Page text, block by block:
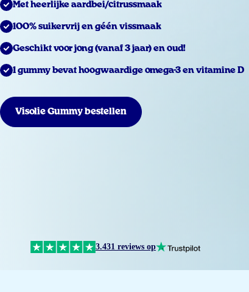
Met heerlijke aardbei/citrussmaak
100% suikervrij en géén vissmaak
Geschikt voor jong (vanaf 3 jaar) en oud!
1 gummy bevat hoogwaardige omega-3 en vitamine D
Visolie Gummy bestellen
3.431 reviews op